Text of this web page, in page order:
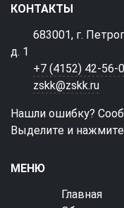
КОНТАКТЫ
683001, г.
д. 1
+7 (4152) 42-56-
zskk@zskk.ru
Нашли ошибку?
Выделите и
МЕНЮ
Главная